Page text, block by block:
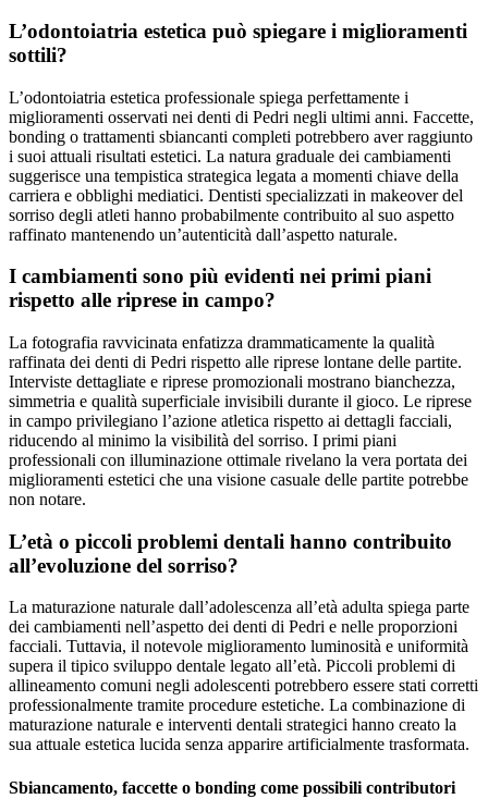
L’odontoiatria estetica può spiegare i miglioramenti
sottili?
L’odontoiatria estetica professionale spiega perfettamente i
miglioramenti osservati nei denti di Pedri negli ultimi anni. Faccette,
bonding o trattamenti sbiancanti completi potrebbero aver raggiunto
i suoi attuali risultati estetici. La natura graduale dei cambiamenti
suggerisce una tempistica strategica legata a momenti chiave della
carriera e obblighi mediatici. Dentisti specializzati in makeover del
sorriso degli atleti hanno probabilmente contribuito al suo aspetto
raffinato mantenendo un’autenticità dall’aspetto naturale.
I cambiamenti sono più evidenti nei primi piani
rispetto alle riprese in campo?
La fotografia ravvicinata enfatizza drammaticamente la qualità
raffinata dei denti di Pedri rispetto alle riprese lontane delle partite.
Interviste dettagliate e riprese promozionali mostrano bianchezza,
simmetria e qualità superficiale invisibili durante il gioco. Le riprese
in campo privilegiano l’azione atletica rispetto ai dettagli facciali,
riducendo al minimo la visibilità del sorriso. I primi piani
professionali con illuminazione ottimale rivelano la vera portata dei
miglioramenti estetici che una visione casuale delle partite potrebbe
non notare.
L’età o piccoli problemi dentali hanno contribuito
all’evoluzione del sorriso?
La maturazione naturale dall’adolescenza all’età adulta spiega parte
dei cambiamenti nell’aspetto dei denti di Pedri e nelle proporzioni
facciali. Tuttavia, il notevole miglioramento luminosità e uniformità
supera il tipico sviluppo dentale legato all’età. Piccoli problemi di
allineamento comuni negli adolescenti potrebbero essere stati corretti
professionalmente tramite procedure estetiche. La combinazione di
maturazione naturale e interventi dentali strategici hanno creato la
sua attuale estetica lucida senza apparire artificialmente trasformata.
Sbiancamento, faccette o bonding come possibili contributori